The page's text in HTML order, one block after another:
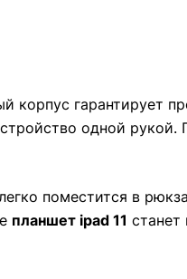
корпус гарантирует
одной
поместится в
планшет ipad 11